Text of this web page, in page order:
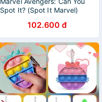
Spot It? (Spot It Marvel)
102.600 đ